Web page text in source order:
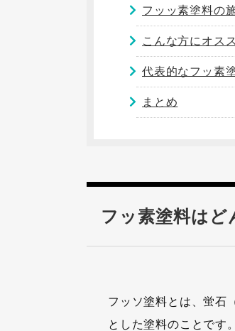
フッッ素塗料の
こんな方にオス
代表的なフッ素
まとめ
フッ素塗料はど
フッソ塗料とは、蛍石
とした塗料のことです。